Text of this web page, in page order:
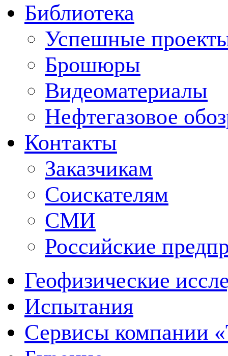
Библиотека
Успешные
Брошюры
Видеоматериалы
Нефтегазовое
Контакты
Заказчикам
Соискателям
СМИ
Российские
Геофизические
Испытания
Сервисы компании